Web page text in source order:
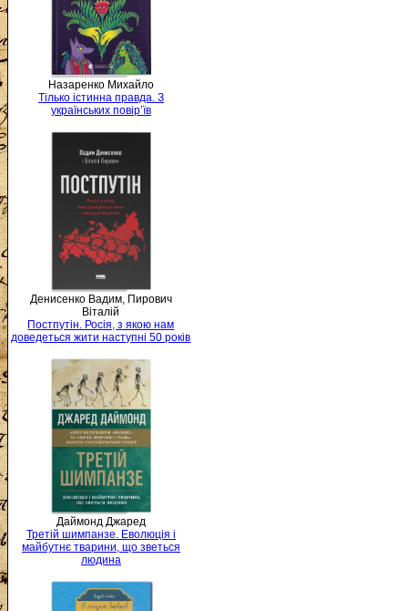
Назаренко Михайло
Тілько істинна правда. З
українських повір’їв
Денисенко Вадим, Пирович
Віталій
Постпутін. Росія, з якою нам
доведеться жити наступні 50 років
Даймонд Джаред
Третій шимпанзе. Еволюція і
майбутнє тварини, що зветься
людина